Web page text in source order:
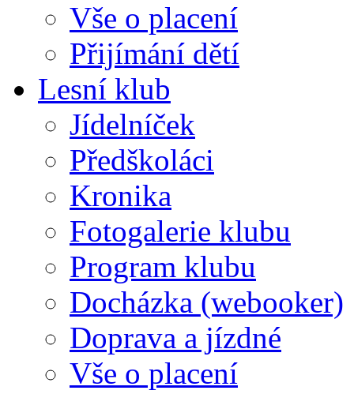
Vše o placení
Přijímání dětí
Lesní klub
Jídelníček
Předškoláci
Kronika
Fotogalerie klubu
Program klubu
Docházka (webooker)
Doprava a jízdné
Vše o placení